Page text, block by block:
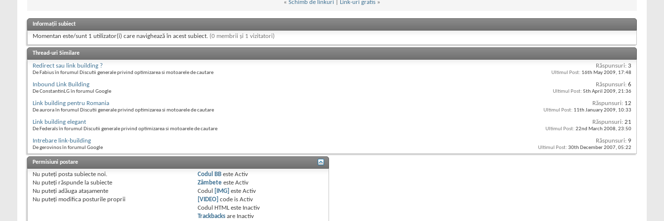
« Schimb de linkuri Link-uri gratis »
Informații subiect
Momentan este/sunt 1 utilizator(i) care navighează în acest subiect. (0 membrii și 1 vizitatori)
Thread-uri Similare
Redirect sau link building ?
De Fabius în forumul Discutii generale privind optimizarea si motoarele de cautare
Răspunsuri: 3
Ultimul Post: 16th May 2009, 17:48
Inbound Link Building
De ConstantinLG în forumul Google
Răspunsuri: 6
Ultimul Post: 5th April 2009, 21:36
Link building pentru Romania
De aurora în forumul Discutii generale privind optimizarea si motoarele de cautare
Răspunsuri: 12
Ultimul Post: 11th January 2009, 10:33
Link building elegant
De Federals în forumul Discutii generale privind optimizarea si motoarele de cautare
Răspunsuri: 21
Ultimul Post: 22nd March 2008, 23:50
Intrebare link-building
De gerovinos în forumul Google
Răspunsuri: 9
Ultimul Post: 30th December 2007, 05:22
Permisiuni postare
Nu puteţi posta subiecte noi.
Nu puteţi răspunde la subiecte
Nu puteţi adăuga ataşamente
Nu puteţi modifica posturile proprii
Codul BB esteActiv
Zâmbete esteActiv
Codul
[IMG] esteActiv
[VIDEO] code isActiv
Codul HTML este Inactiv
Trackbacks are Inactiv